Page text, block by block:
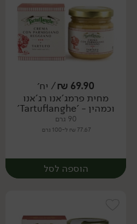
יח׳
69.90
₪/ יח׳
מחית פרמג'אנו רג'אנו
וכמהין - 'Tartuflanghe'
90 גרם
77.67 ₪ ל-100 גרם
הוספה לסל